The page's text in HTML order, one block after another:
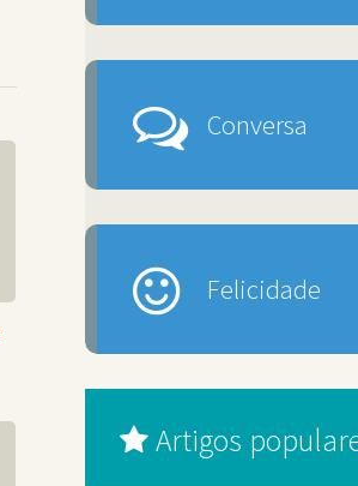
Conversa
Felicidade
Artigos